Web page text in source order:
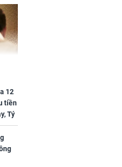
cải
mật
12
tiền
Tý